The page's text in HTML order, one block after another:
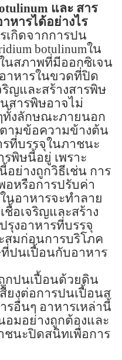
และ สาร
หารได้อย่างไร
เกิดจากการปน
botulinumใน
นสภาพที่มีออกซิเจน
าหารในขวดที่ปิด
ญและสร้างสารพิษ
สารพิษอาจไม่
ทั้งลักษณะภายนอก
ามข้อความข้างต้น
ที่บรรจุในภาชนะ
พิษนี้อยู่ เพราะ
อย่างถูกวิธีเช่น การ
หรือการปรับค่า
นอาหารจะทำลาย
ชื้อเจริญและสร้าง
งอาหารที่บรรจุ
สมก่อนการบริโภค
ปนเปื้อนกับอาหาร
กปนเปื้อนด้วยดิน
ยงต่อการปนเปื้อนส
รอื่นๆ อาหารเหล่านี้
อมอย่างถูกต้องและ
ชนะปิดสนิทเพื่อการ